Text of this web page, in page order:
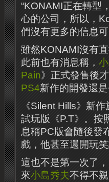
“KONAMI正在轉型
心的公司，所以，
們沒有更多的信息
雖然KONAMI沒有
此前也有消息稱，
Pain》正式發售後
PS4新作的開發還
《Silent Hills》新
試玩版《P.T》。按
息稱PC版會隨後發
戲，他甚至還開玩
這也不是第一次了
來小島秀夫不得不